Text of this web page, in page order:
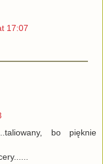
17:07
bo pięknie